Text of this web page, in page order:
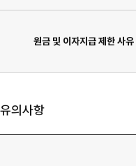
원금 및 이자지급 제한 사유
유의사항